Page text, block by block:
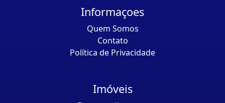
Informaçoes
Quem Somos
Contato
Política de Privacidade
Imóveis